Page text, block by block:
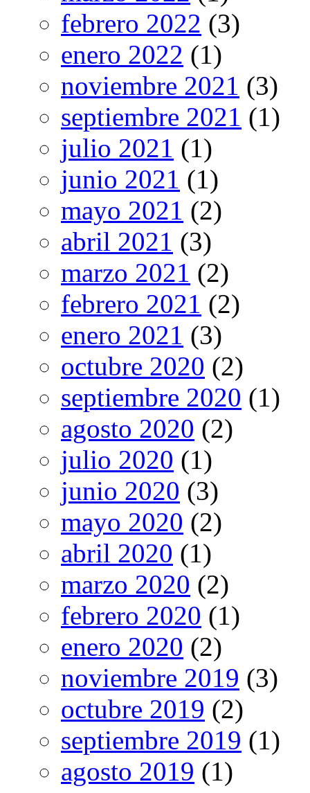
febrero 2022 (3)
enero 2022 (1)
noviembre 2021 (3)
septiembre 2021 (1)
julio 2021 (1)
junio 2021 (1)
mayo 2021 (2)
abril 2021 (3)
marzo 2021 (2)
febrero 2021 (2)
enero 2021 (3)
octubre 2020 (2)
septiembre 2020 (1)
agosto 2020 (2)
julio 2020 (1)
junio 2020 (3)
mayo 2020 (2)
abril 2020 (1)
marzo 2020 (2)
febrero 2020 (1)
enero 2020 (2)
noviembre 2019 (3)
octubre 2019 (2)
septiembre 2019 (1)
agosto 2019 (1)